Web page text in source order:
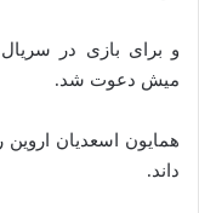
و برای بازی در
میش دعوت شد.
همایون اسعدیان
داند.